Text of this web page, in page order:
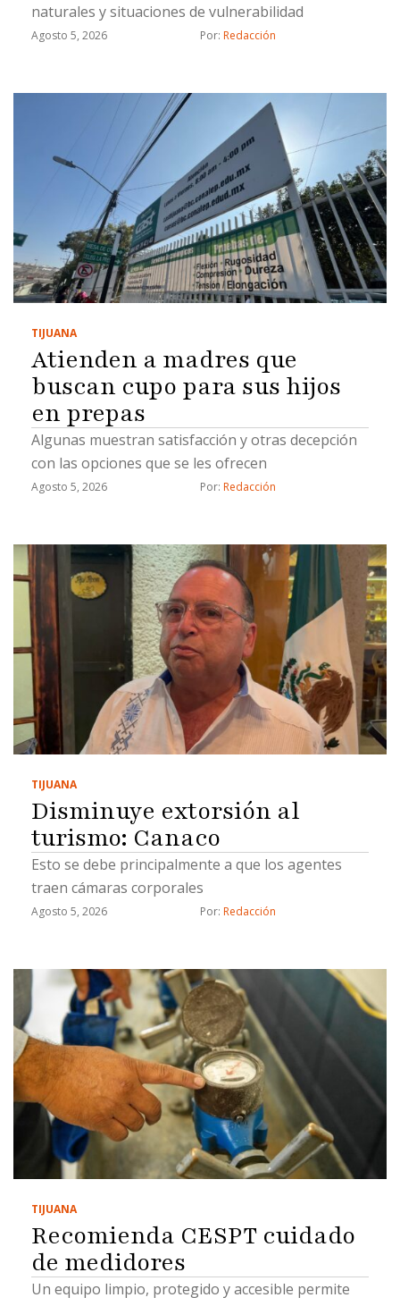
naturales y situaciones de vulnerabilidad
Agosto 5, 2026 Por: Redacción
TIJUANA
Atienden a madres que
buscan cupo para sus hijos
en prepas
Algunas muestran satisfacción y otras decepción
con las opciones que se les ofrecen
Agosto 5, 2026 Por: Redacción
TIJUANA
Disminuye extorsión al
turismo: Canaco
Esto se debe principalmente a que los agentes
traen cámaras corporales
Agosto 5, 2026 Por: Redacción
TIJUANA
Recomienda CESPT cuidado
de medidores
Un equipo limpio, protegido y accesible permite